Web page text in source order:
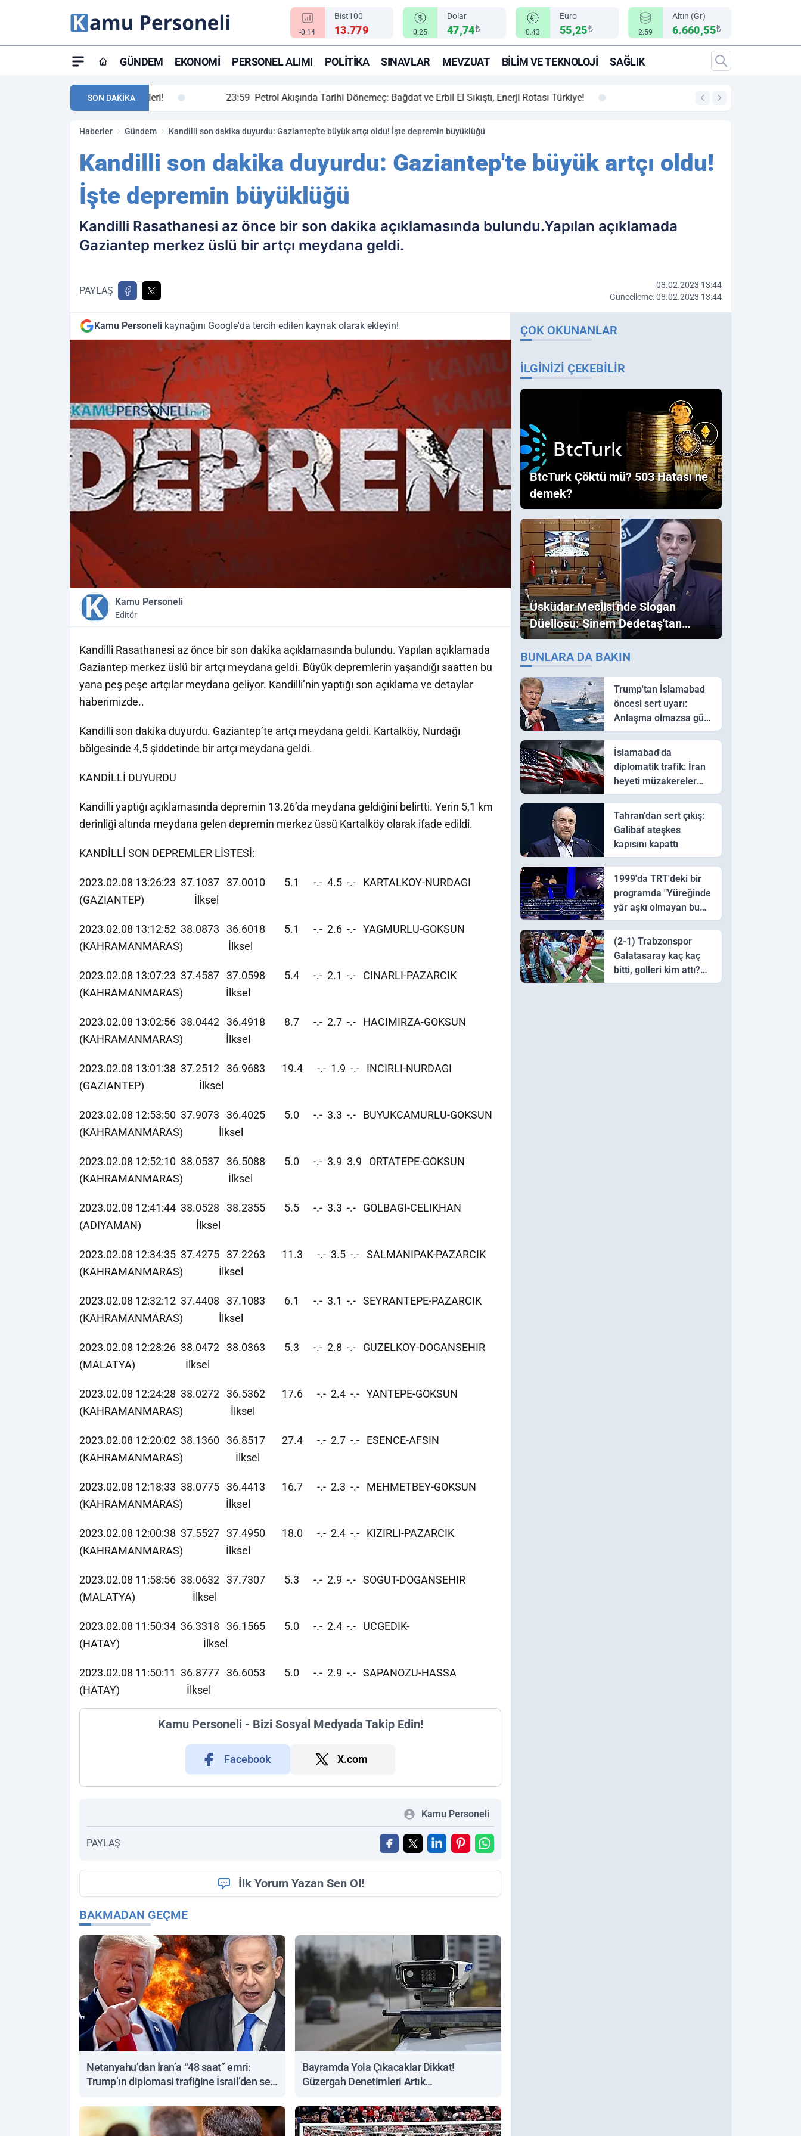
-0.14
Bist100
13.779 0.25
Dolar
47,74₺ 0.43
Euro
55,25₺ 2.59
Altın (Gr)
6.660,55₺
GÜNDEM EKONOMI PERSONEL ALIMI POLITIKA SINAVLAR MEVZUAT BILIM VE TEKNOLOJI SAĞLIK
SON DAKİKA
maç özeti ve golleri! 23:59 Petrol Akışında Tarihi Dönemeç: Bağdat ve Erbil El Sıkıştı, Enerji Rotası Türkiye! 00:12
Haberler Gündem Kandilli son dakika duyurdu: Gaziantep'te büyük artçı oldu! İşte depremin büyüklüğü
Kandilli son dakika duyurdu: Gaziantep'te büyük artçı oldu!
İşte depremin büyüklüğü
Kandilli Rasathanesi az önce bir son dakika açıklamasında bulundu.Yapılan açıklamada
Gaziantep merkez üslü bir artçı meydana geldi.
PAYLAŞ
08.02.2023 13:44
Güncelleme: 08.02.2023 13:44
Kamu Personeli kaynağını Google'da tercih edilen kaynak olarak ekleyin!
Kamu Personeli
Editör
Kandilli Rasathanesi az önce bir son dakika açıklamasında bulundu. Yapılan açıklamada
Gaziantep merkez üslü bir artçı meydana geldi. Büyük depremlerin yaşandığı saatten bu
yana peş peşe artçılar meydana geliyor. Kandilli’nin yaptığı son açıklama ve detaylar
haberimizde..
Kandilli son dakika duyurdu. Gaziantep’te artçı meydana geldi. Kartalköy, Nurdağı
bölgesinde 4,5 şiddetinde bir artçı meydana geldi.
KANDİLLİ DUYURDU
Kandilli yaptığı açıklamasında depremin 13.26’da meydana geldiğini belirtti. Yerin 5,1 km
derinliği altında meydana gelen depremin merkez üssü Kartalköy olarak ifade edildi.
KANDİLLİ SON DEPREMLER LİSTESİ:
2023.02.08 13:26:23 37.1037 37.0010 5.1 -.- 4.5 -.- KARTALKOY-NURDAGI
(GAZIANTEP) İlksel
2023.02.08 13:12:52 38.0873 36.6018 5.1 -.- 2.6 -.- YAGMURLU-GOKSUN
(KAHRAMANMARAS) İlksel
2023.02.08 13:07:23 37.4587 37.0598 5.4 -.- 2.1 -.- CINARLI-PAZARCIK
(KAHRAMANMARAS) İlksel
2023.02.08 13:02:56 38.0442 36.4918 8.7 -.- 2.7 -.- HACIMIRZA-GOKSUN
(KAHRAMANMARAS) İlksel
2023.02.08 13:01:38 37.2512 36.9683 19.4 -.- 1.9 -.- INCIRLI-NURDAGI
(GAZIANTEP) İlksel
2023.02.08 12:53:50 37.9073 36.4025 5.0 -.- 3.3 -.- BUYUKCAMURLU-GOKSUN
(KAHRAMANMARAS) İlksel
2023.02.08 12:52:10 38.0537 36.5088 5.0 -.- 3.9 3.9 ORTATEPE-GOKSUN
(KAHRAMANMARAS) İlksel
2023.02.08 12:41:44 38.0528 38.2355 5.5 -.- 3.3 -.- GOLBAGI-CELIKHAN
(ADIYAMAN) İlksel
2023.02.08 12:34:35 37.4275 37.2263 11.3 -.- 3.5 -.- SALMANIPAK-PAZARCIK
(KAHRAMANMARAS) İlksel
2023.02.08 12:32:12 37.4408 37.1083 6.1 -.- 3.1 -.- SEYRANTEPE-PAZARCIK
(KAHRAMANMARAS) İlksel
2023.02.08 12:28:26 38.0472 38.0363 5.3 -.- 2.8 -.- GUZELKOY-DOGANSEHIR
(MALATYA) İlksel
2023.02.08 12:24:28 38.0272 36.5362 17.6 -.- 2.4 -.- YANTEPE-GOKSUN
(KAHRAMANMARAS) İlksel
2023.02.08 12:20:02 38.1360 36.8517 27.4 -.- 2.7 -.- ESENCE-AFSIN
(KAHRAMANMARAS) İlksel
2023.02.08 12:18:33 38.0775 36.4413 16.7 -.- 2.3 -.- MEHMETBEY-GOKSUN
(KAHRAMANMARAS) İlksel
2023.02.08 12:00:38 37.5527 37.4950 18.0 -.- 2.4 -.- KIZIRLI-PAZARCIK
(KAHRAMANMARAS) İlksel
2023.02.08 11:58:56 38.0632 37.7307 5.3 -.- 2.9 -.- SOGUT-DOGANSEHIR
(MALATYA) İlksel
2023.02.08 11:50:34 36.3318 36.1565 5.0 -.- 2.4 -.- UCGEDIK-
(HATAY) İlksel
2023.02.08 11:50:11 36.8777 36.6053 5.0 -.- 2.9 -.- SAPANOZU-HASSA
(HATAY) İlksel
Kamu Personeli - Bizi Sosyal Medyada Takip Edin!
Facebook X.com
Kamu Personeli
PAYLAŞ
İlk Yorum Yazan Sen Ol!
BAKMADAN GEÇME
Netanyahu’dan İran’a “48 saat” emri:
Trump’ın diplomasi trafiğine İsrail’den sert
Bayramda Yola Çıkacaklar Dikkat!
Güzergah Denetimleri Artık
ÇOK OKUNANLAR
İLGINIZI ÇEKEBILIR
BtcTurk Çöktü mü? 503 Hatası ne
demek?
Üsküdar Meclisi'nde Slogan
Düellosu: Sinem Dedetaş'tan
Ezber Bozan "Erdoğan" ve
"İmamoğlu" Çıkışı!
BUNLARA DA BAKIN
Trump'tan İslamabad
öncesi sert uyarı:
Anlaşma olmazsa güç
kullanırız
İslamabad'da
diplomatik trafik: İran
heyeti müzakereler
için Pakistan'a ulaştı
Tahran’dan sert çıkış:
Galibaf ateşkes
kapısını kapattı
1999'da TRT'deki bir
programda "Yüreğinde
yâr aşkı olmayan bu
sazı çalarsa tingirdatır"
sözünü söyleyen halk
ozanı hangisidir?
(2-1) Trabzonspor
Galatasaray kaç kaç
bitti, golleri kim attı?
Trabzonspor